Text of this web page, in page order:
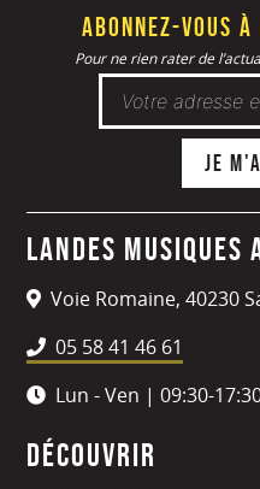
Abonnez-vous
Pour ne rien rater de
Landes Musiques
Voie Romaine, 40230
05 58 41 46 61
Lun - Ven | 09:30-
Découvrir